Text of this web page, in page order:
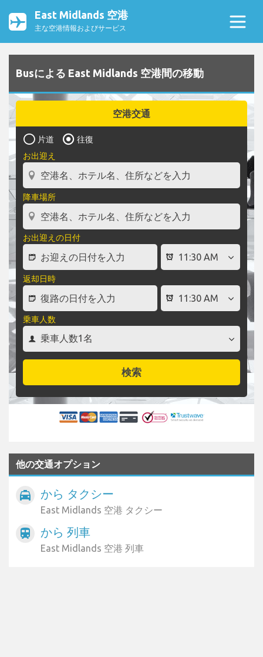
East Midlands 空港
主な空港情報およびサービス
Busによる East Midlands 空港間の移動
空港交通
片道
往復
お出迎え
降車場所
お出迎えの日付
返却日時
乗車人数
検索
他の交通オプション
local_taxi から タクシー
East Midlands 空港 タクシー
train から 列車
East Midlands 空港 列車